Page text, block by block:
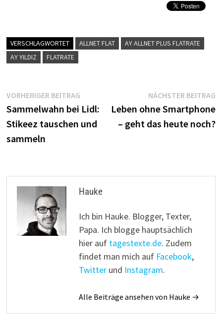
VERSCHLAGWORTET ALLNET FLAT
AY ALLNET PLUS FLATRATE
AY YILDIZ
FLATRATE
Beitragsnavigation
VORHERIGER BEITRAGVorheriger
Beitrag:
Sammelwahn bei Lidl:
Stikeez tauschen und
sammeln
NÄCHSTER BEITRAG
Leben ohne Smartphone
– geht das heute noch?
Hauke
Ich bin Hauke. Blogger, Texter,
Papa. Ich blogge hauptsächlich
hier auf tagestexte.de. Zudem
findet man mich auf Facebook,
Twitterund Instagram.
Alle Beiträge ansehen von Hauke →